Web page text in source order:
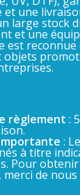
et une
large stock
et une
est
objets
règlement :
:
à titre
Pour
de